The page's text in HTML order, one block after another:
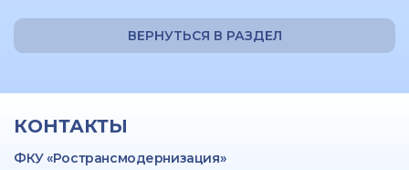
ВЕРНУТЬСЯ В РАЗДЕЛ
КОНТАКТЫ
ФКУ «Ространсмодернизация»